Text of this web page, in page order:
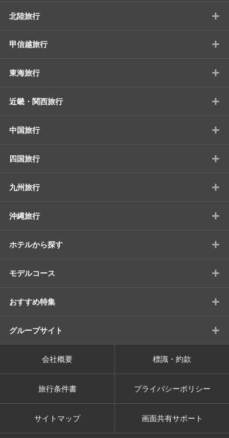
北陸旅行 +
甲信越旅行 +
東海旅行 +
近畿・関西旅行 +
中国旅行 +
四国旅行 +
九州旅行 +
沖縄旅行 +
ホテルから探す +
モデルコース +
おすすめ特集 +
グループサイト +
会社概要 標識・約款
旅行条件書 プライバシーポリシー
サイトマップ 画面共有サポート